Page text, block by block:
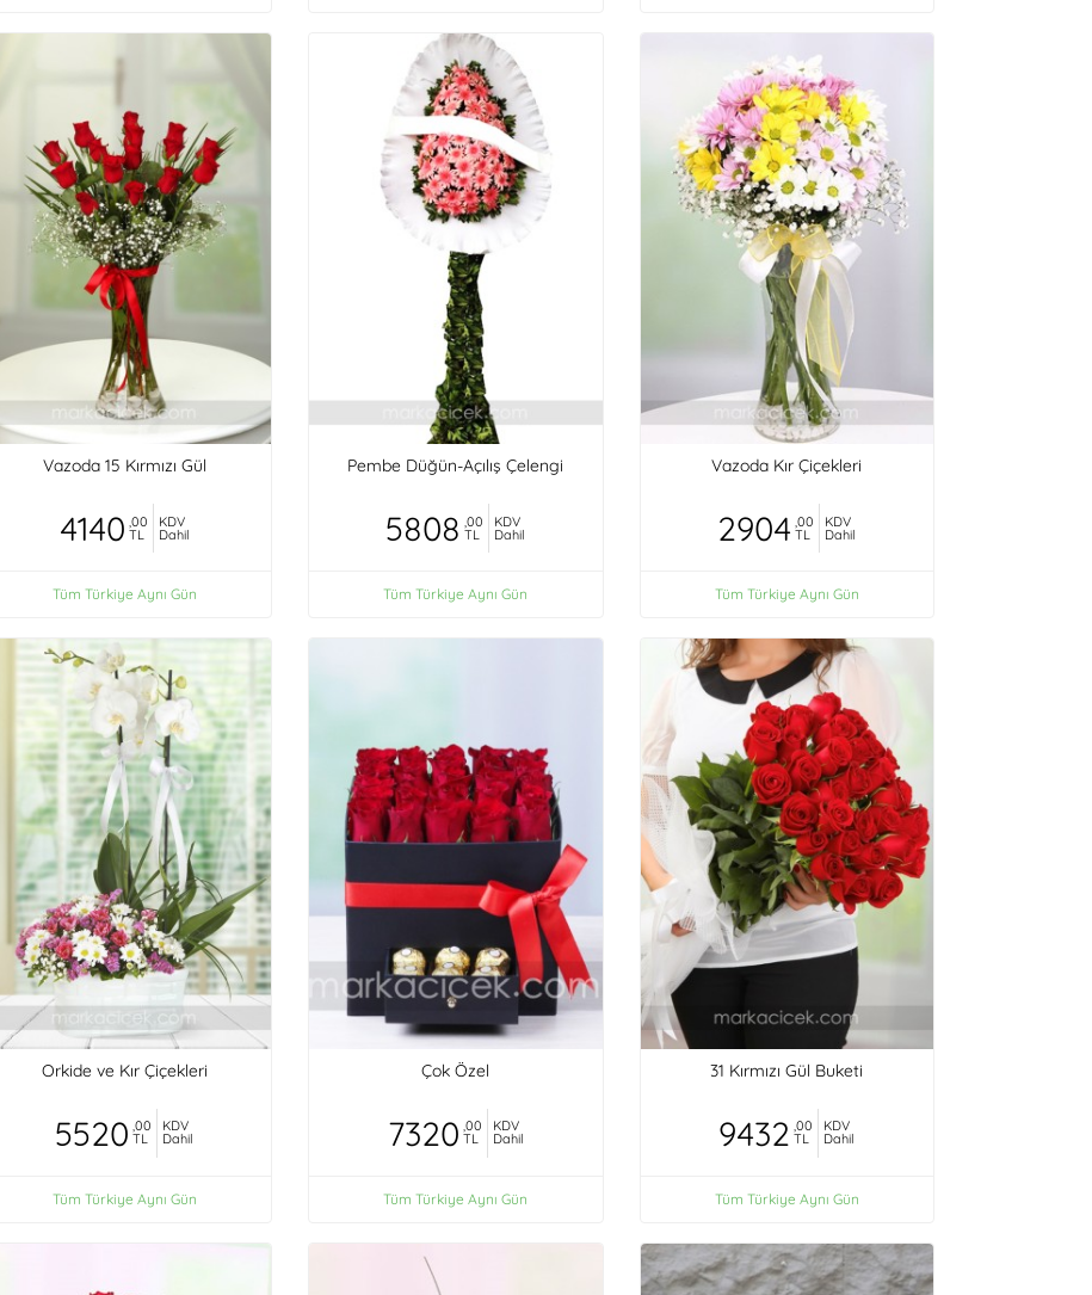
Vazoda 15 Kırmızı Gül
4140 ,00
TL
KDV
Dahil
Tüm Türkiye Aynı Gün
Pembe Düğün-Açılış Çelengi
5808 ,00
TL
KDV
Dahil
Tüm Türkiye Aynı Gün
Vazoda Kır Çiçekleri
2904 ,00
TL
KDV
Dahil
Tüm Türkiye Aynı Gün
Orkide ve Kır Çiçekleri
5520 ,00
TL
KDV
Dahil
Tüm Türkiye Aynı Gün
Çok Özel
7320 ,00
TL
KDV
Dahil
Tüm Türkiye Aynı Gün
31 Kırmızı Gül Buketi
9432 ,00
TL
KDV
Dahil
Tüm Türkiye Aynı Gün